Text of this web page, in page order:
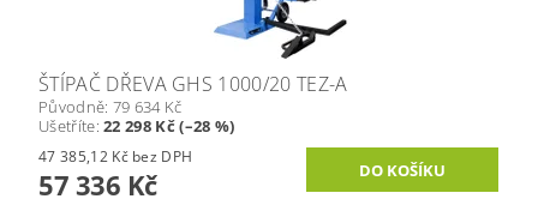
ŠTÍPAČ DŘEVA GHS 1000/20 TEZ-A
Původně: 79 634 Kč
Ušetříte:22 298 Kč (–28 %)
47 385,12 Kč bez DPH
57 336 Kč